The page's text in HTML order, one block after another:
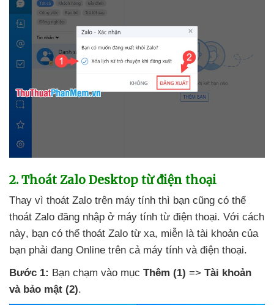
2. Thoát Zalo Desktop từ điện thoại
Thay vì thoát Zalo trên máy tính thì bạn cũng có thể
thoát Zalo đăng nhập ở máy tính từ điện thoại. Với cách
này, bạn có thể thoát Zalo từ xa, miễn là tài khoản của
bạn phải đang Online trên cả máy tính và điện thoại.
Bước 1: Bạn chạm vào mục Thêm (1) => Tài khoản
và bảo mật (2).